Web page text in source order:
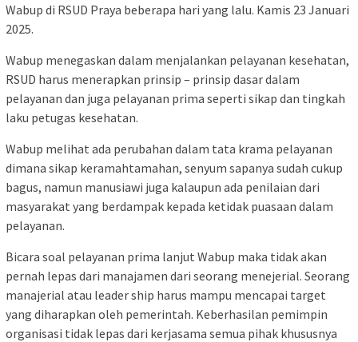
Wabup di RSUD Praya beberapa hari yang lalu. Kamis 23 Januari
2025.
Wabup menegaskan dalam menjalankan pelayanan kesehatan,
RSUD harus menerapkan prinsip – prinsip dasar dalam
pelayanan dan juga pelayanan prima seperti sikap dan tingkah
laku petugas kesehatan.
Wabup melihat ada perubahan dalam tata krama pelayanan
dimana sikap keramahtamahan, senyum sapanya sudah cukup
bagus, namun manusiawi juga kalaupun ada penilaian dari
masyarakat yang berdampak kepada ketidak puasaan dalam
pelayanan.
Bicara soal pelayanan prima lanjut Wabup maka tidak akan
pernah lepas dari manajamen dari seorang menejerial. Seorang
manajerial atau leader ship harus mampu mencapai target
yang diharapkan oleh pemerintah. Keberhasilan pemimpin
organisasi tidak lepas dari kerjasama semua pihak khususnya